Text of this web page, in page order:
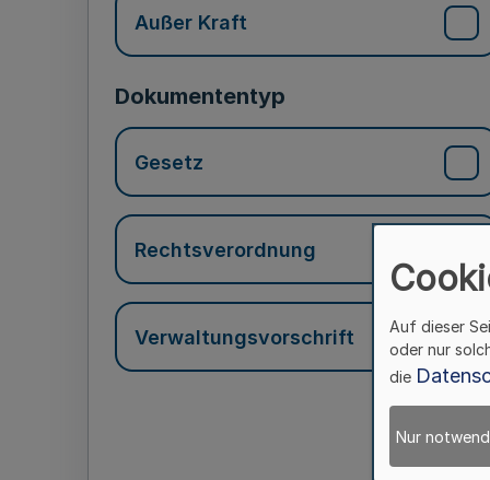
Außer Kraft
Dokumententyp
Gesetz
Rechtsverordnung
Verwaltungsvorschrift
Auf dieser
oder nur
die
Nur